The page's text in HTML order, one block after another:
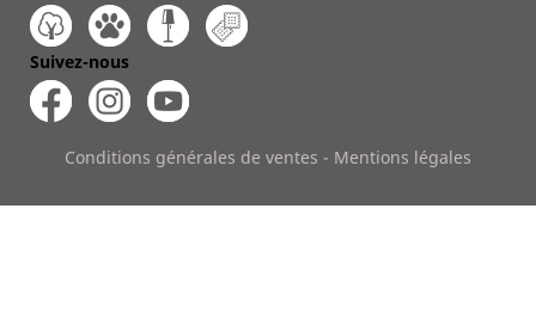
Suivez-nous
Conditions générales de ventes - Mentions légales